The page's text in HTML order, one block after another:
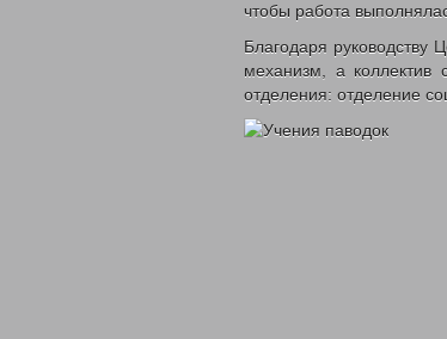
ДОСТУПНАЯ СРЕДА
ВИДЕО
С ДНЕМ
ФОНД
В ЦЕНТРЕ
чтобы работа
Благодаря руководству
механизм, а
отделения: отделение